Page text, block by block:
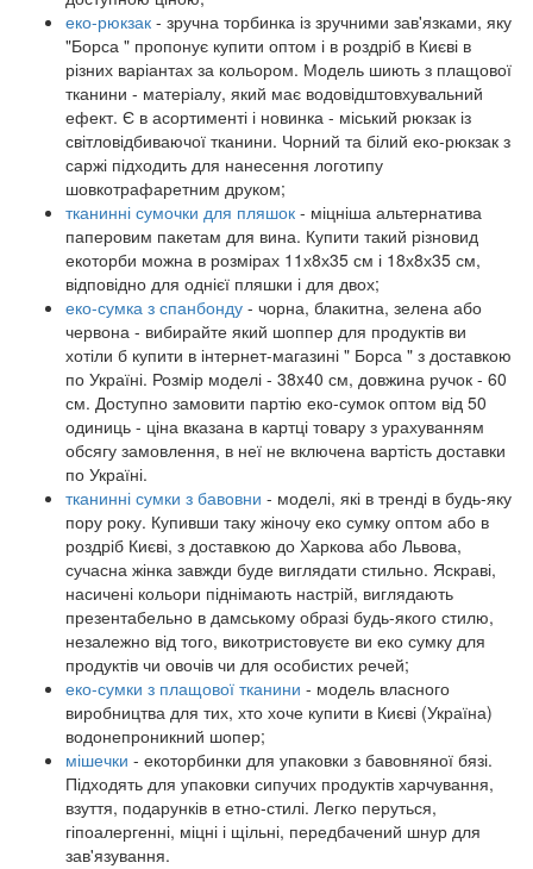
еко-рюкзак - зручна торбинка із зручними зав'язками, яку
"Борса " пропонує купити оптом і в роздріб в Києві в
різних варіантах за кольором. Модель шиють з плащової
тканини - матеріалу, який має водовідштовхувальний
ефект. Є в асортименті і новинка - міський рюкзак із
світловідбиваючої тканини. Чорний та білий еко-рюкзак з
саржі підходить для нанесення логотипу
шовкотрафаретним друком;
тканинні сумочки для пляшок - міцніша альтернатива
паперовим пакетам для вина. Купити такий різновид
екоторби можна в розмірах 11х8х35 см і 18х8х35 см,
відповідно для однієї пляшки і для двох;
еко-сумка з спанбонду - чорна, блакитна, зелена або
червона - вибирайте який шоппер для продуктів ви
хотіли б купити в інтернет-магазині " Борса " з доставкою
по Україні. Розмір моделі - 38x40 см, довжина ручок - 60
см. Доступно замовити партію еко-сумок оптом від 50
одиниць - ціна вказана в картці товару з урахуванням
обсягу замовлення, в неї не включена вартість доставки
по Україні.
тканинні сумки з бавовни - моделі, які в тренді в будь-яку
пору року. Купивши таку жіночу еко сумку оптом або в
роздріб Києві, з доставкою до Харкова або Львова,
сучасна жінка завжди буде виглядати стильно. Яскраві,
насичені кольори піднімають настрій, виглядають
презентабельно в дамському образі будь-якого стилю,
незалежно від того, викотристовуєте ви еко сумку для
продуктів чи овочів чи для особистих речей;
еко-сумки з плащової тканини - модель власного
виробництва для тих, хто хоче купити в Києві (Україна)
водонепроникний шопер;
мішечки - екоторбинки для упаковки з бавовняної бязі.
Підходять для упаковки сипучих продуктів харчування,
взуття, подарунків в етно-стилі. Легко перуться,
гіпоалергенні, міцні і щільні, передбачений шнур для
зав'язування.